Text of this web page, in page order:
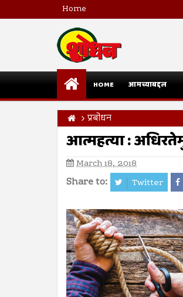
Home
HOME आमच्याबद्दल
प्रबोधन
आत्महत्या :
March 18, 2018
Share to: Twitter